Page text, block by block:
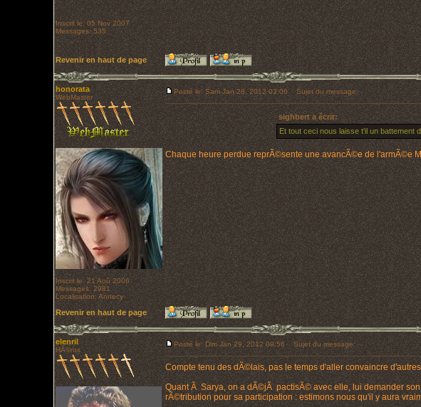
Inscrit le: 05 Nov 2007
Messages: 535
Revenir en haut de page
honorata
WebMaster
Inscrit le: 21 Aoû 2006
Messages: 2981
Localisation: Annecy
Posté le: Sam Jan 28, 2012 03:06 Sujet du message:
sighbert a écrit:
Et tout ceci nous laisse t'il un battement
Chaque heure perdue reprÃ©sente une avancÃ©e de l'armÃ©e
Revenir en haut de page
elenril
HÃ©ros
Posté le: Dim Jan 29, 2012 09:56 Sujet du message:
Compte tenu des dÃ©lais, pas le temps d'aller convaincre
Quant Ã Sarya, on a dÃ©jÃ pactisÃ© avec elle, lui demander
rÃ©tribution pour sa participation : estimons nous qu'il y aura